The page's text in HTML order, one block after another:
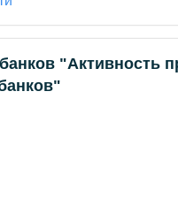
"Активность